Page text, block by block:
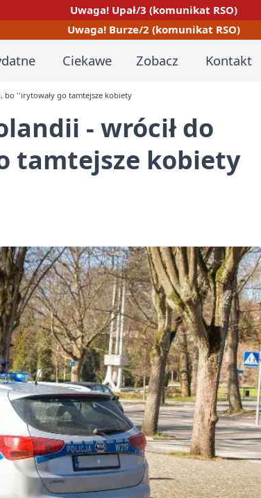
Uwaga! Upał/3 (komunikat RSO)
Uwaga! Burze/2 (komunikat RSO)
Ciekawe Zobacz Kontakt
bo ''irytowały go tamtejsze kobiety
- wrócił do
tamtejsze kobiety